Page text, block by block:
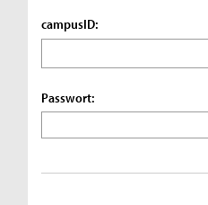
campusID:
Passwort: